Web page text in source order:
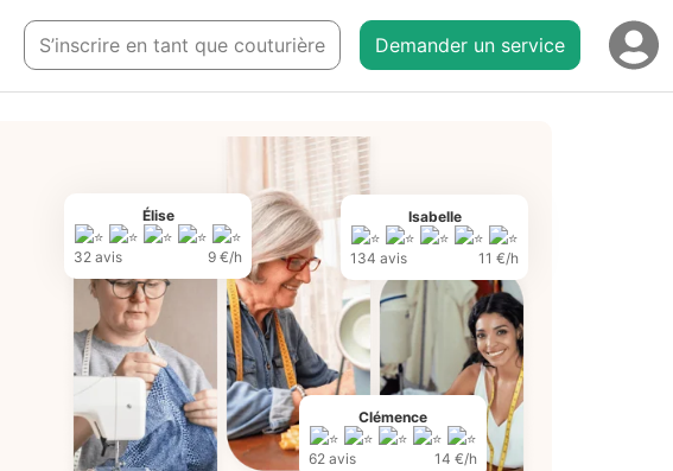
S’inscrire en tant que couturière Demander un service
Élise
32 avis 9 €/h
Clémence
62 avis 14 €/h
Isabelle
134 avis 11 €/h